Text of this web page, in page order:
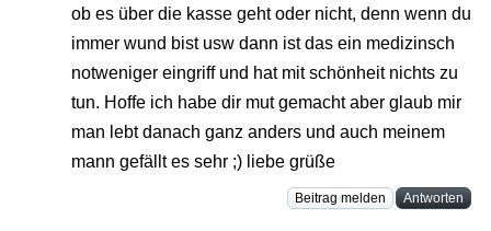
ob es über die kasse geht oder nicht, denn wenn du
immer wund bist usw dann ist das ein medizinsch
notweniger eingriff und hat mit schönheit nichts zu
tun. Hoffe ich habe dir mut gemacht aber glaub mir
man lebt danach ganz anders und auch meinem
mann gefällt es sehr ;) liebe grüße
Beitrag melden Antworten